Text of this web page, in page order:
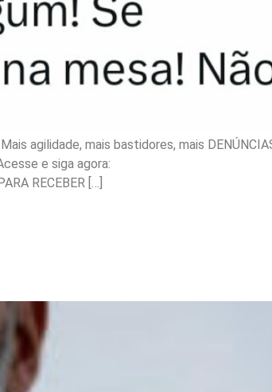
agilidade, mais bastidores, mais
e siga agora:
RECEBER […]